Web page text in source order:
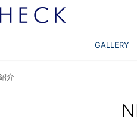
GALLERY
介